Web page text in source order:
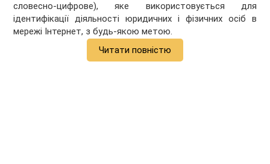
словесно-цифрове), яке використовується для
ідентифікації діяльності юридичних і фізичних осіб в
мережі Інтернет, з будь-якою метою.
Читати повністю